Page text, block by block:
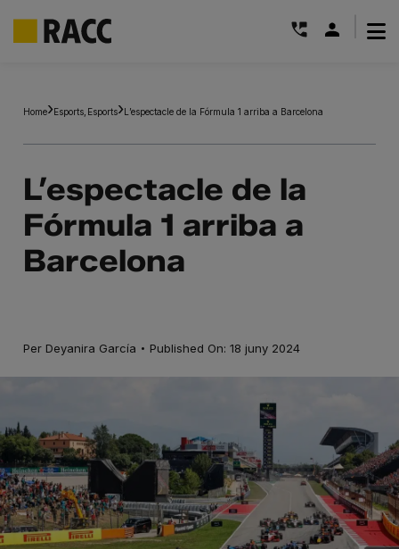
content
Home Esports Esports L’espectacle de la Fórmula 1 arriba a Barcelona
L’espectacle de la
Fórmula 1 arriba a
Barcelona
Per Deyanira García · Published On: 18 juny 2024